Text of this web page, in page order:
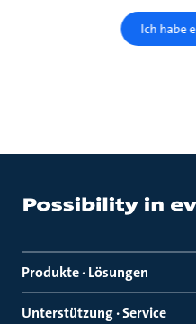
Ich habe
Produkte · Lösungen
Unterstützung · Service